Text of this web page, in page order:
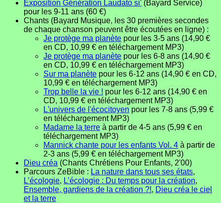
Exposition Génération Laudato si' (Bayard Service)
pour les 9-11 ans (60 €)
Chants (Bayard Musique, les 30 premières secondes
de chaque chanson peuvent être écoutées en ligne) :
Je protège ma planète pour les 3-5 ans (14,90 €
en CD, 10,99 € en téléchargement MP3)
Je protège ma planète pour les 6-8 ans (14,90 €
en CD, 10,99 € en téléchargement MP3)
Sur ma planète pour les 6-12 ans (14,90 € en CD,
10,99 € en téléchargement MP3)
Trop belle la vie ! pour les 6-12 ans (14,90 € en
CD, 10,99 € en téléchargement MP3)
L'univers de l'écocitoyen pour les 7-8 ans (5,99 €
en téléchargement MP3)
Madame la terre à partir de 4-5 ans (5,99 € en
téléchargement MP3)
Mannick chante pour les enfants Vol. 4 à partir de
2-3 ans (5,99 € en téléchargement MP3)
Dieu créa (Chants Chrétiens Pour Enfants, 2'00)
Parcours ZeBible : La nature dans tous ses états,
L’écologie, L’écologie : Du temps pour la création,
Ensemble, gardiens de la création ?!, Dieu créa le ciel
et la terre